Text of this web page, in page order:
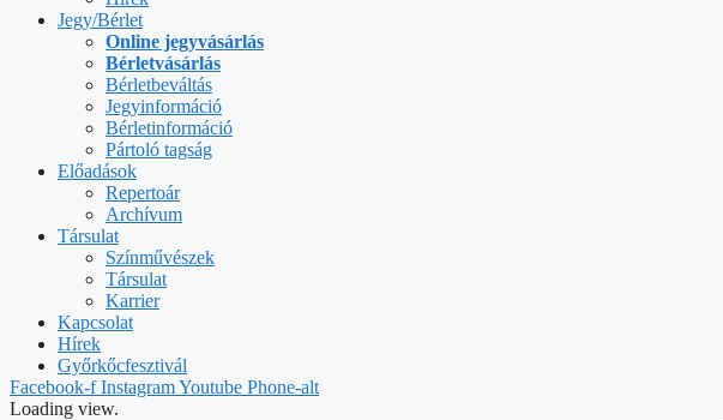
Jegy/Bérlet
Online jegyvásárlás
Bérletvásárlás
Bérletbeváltás
Jegyinformáció
Bérletinformáció
Pártoló tagság
Előadások
Repertoár
Archívum
Társulat
Színművészek
Társulat
Karrier
Kapcsolat
Hírek
Győrkőcfesztivál
Facebook-f InstagramYoutube Phone-alt
Loading view.